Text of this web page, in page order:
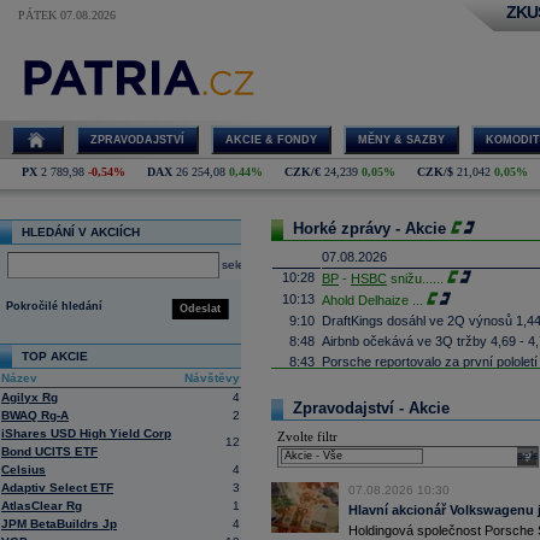
PÁTEK 07.08.2026
ZPRAVODAJSTVÍ AKCIE & FONDY MĚNY & SAZBY
PX 2 789,98 -0,54% DAX 26 254,08 0,44% CZK/€ 24,239 0,05% CZK/$ 21,042 0,05%
HLEDÁNÍ V AKCIÍCH
select
Odeslat
Pokročilé hledání
TOP AKCIE
Název
Návštěvy
Agilyx Rg
4
BWAQ Rg-A
2
iShares USD High Yield Corp
Bond UCITS ETF
12
Celsius
4
Adaptiv Select ETF
3
AtlasClear Rg
1
JPM BetaBuildrs Jp
4
Horké zprávy - Akcie
07.08.2026
10:28 BP - HSBC snižu
10:13 Ahold Delhaize
9:10 DraftKings dosáhl ve 2Q výnosů
8:48 Airbnb očekává ve 3Q tržby 4,69 -
8:43 Porsche reportovalo za první
Akcie Fujifilm klesají o více než 18
listing této části(Bloomberg)
8:35 Německá pojišťovací společnost
10,6 procenta na rekordních 4,87
8:25 Největší polská petrochemická
čistý zisk na 15,87 miliardy zlotých
8:17 Soud v americkém státě Nové
zaplatit 567 milionů
dolarů
(téměř 12
Zpravodajství - Akcie
Zvolte filtr
07.08.2026 10:30
Hlavní akcionář
Holdingová společnost